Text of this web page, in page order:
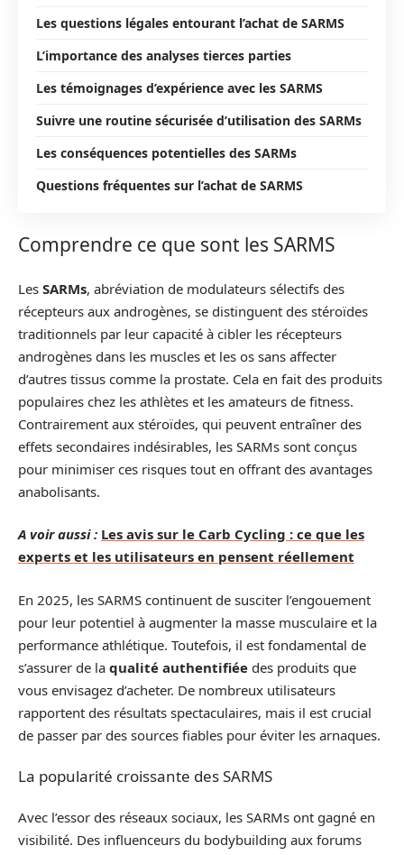
Les questions légales entourant l’achat de SARMS
L’importance des analyses tierces parties
Les témoignages d’expérience avec les SARMS
Suivre une routine sécurisée d’utilisation des SARMs
Les conséquences potentielles des SARMs
Questions fréquentes sur l’achat de SARMS
Comprendre ce que sont les SARMS
Les SARMs, abréviation de modulateurs sélectifs des
récepteurs aux androgènes, se distinguent des stéroïdes
traditionnels par leur capacité à cibler les récepteurs
androgènes dans les muscles et les os sans affecter
d’autres tissus comme la prostate. Cela en fait des produits
populaires chez les athlètes et les amateurs de fitness.
Contrairement aux stéroïdes, qui peuvent entraîner des
effets secondaires indésirables, les SARMs sont conçus
pour minimiser ces risques tout en offrant des avantages
anabolisants.
A voir aussi : Les avis sur le Carb Cycling : ce que les
experts et les utilisateurs en pensent réellement
En 2025, les SARMS continuent de susciter l’engouement
pour leur potentiel à augmenter la masse musculaire et la
performance athlétique. Toutefois, il est fondamental de
s’assurer de la qualité authentifiée des produits que
vous envisagez d’acheter. De nombreux utilisateurs
rapportent des résultats spectaculaires, mais il est crucial
de passer par des sources fiables pour éviter les arnaques.
La popularité croissante des SARMS
Avec l’essor des réseaux sociaux, les SARMs ont gagné en
visibilité. Des influenceurs du bodybuilding aux forums